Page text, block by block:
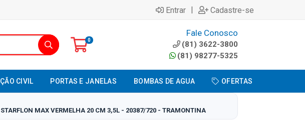
Entrar | Cadastre-se
0
Fale Conosco
(81) 3622-3800
(81) 98277-5325
CIVIL PORTAS E JANELAS BOMBAS DE AGUA OFERTAS
MAX VERMELHA 20 CM 3,5L - 20387/720 - TRAMONTINA